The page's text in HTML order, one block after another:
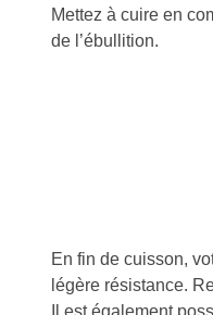
Mettez à cuire en
de l’ébullition.
En fin de cuisson,
légère résistance.
Il est également